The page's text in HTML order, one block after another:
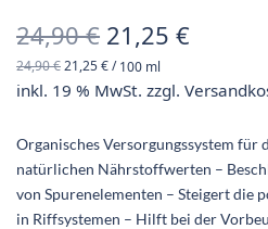
24,90€ Ursprünglicher
Preis war:
21,25€
24,90€21,25€/100 ml
inkl. 19 % MwSt. zzgl.
Organisches Versorgungssystem für
natürlichen Nährstoffwerten –
von Spurenelementen – Steigert die
in Riffsystemen – Hilft bei der